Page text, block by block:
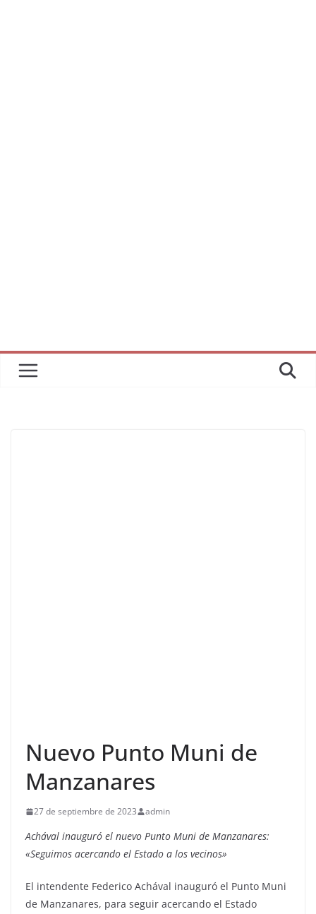
Nuevo Punto Muni de
Manzanares
27 de septiembre de 2023 admin
Achával inauguró el nuevo Punto Muni de Manzanares:
«Seguimos acercando el Estado a los vecinos»
El intendente Federico Achával inauguró el Punto Muni
de Manzanares, para seguir acercando el Estado